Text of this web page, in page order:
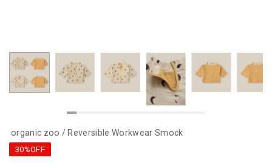
organic zoo / Reversible Workwear Smock
30%OFF